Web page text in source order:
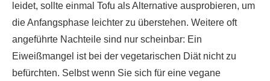
leidet, sollte einmal Tofu als Alternative ausprobieren, um
die Anfangsphase leichter zu überstehen. Weitere oft
angeführte Nachteile sind nur scheinbar: Ein
Eiweißmangel ist bei der vegetarischen Diät nicht zu
befürchten. Selbst wenn Sie sich für eine vegane